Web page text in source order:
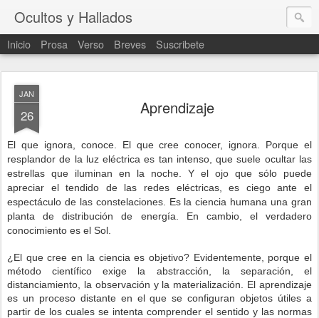
Ocultos y Hallados
Inicio Prosa Verso Breves Suscribete
JAN
26 Aprendizaje
El que ignora, conoce. El que cree conocer, ignora. Porque el
resplandor de la luz eléctrica es tan intenso, que suele ocultar las
estrellas que iluminan en la noche. Y el ojo que sólo puede
apreciar el tendido de las redes eléctricas, es ciego ante el
espectáculo de las constelaciones. Es la ciencia humana una gran
planta de distribución de energía. En cambio, el verdadero
conocimiento es el Sol.
¿El que cree en la ciencia es objetivo? Evidentemente, porque el
método científico exige la abstracción, la separación, el
distanciamiento, la observación y la materialización. El aprendizaje
es un proceso distante en el que se configuran objetos útiles a
partir de los cuales se intenta comprender el sentido y las normas